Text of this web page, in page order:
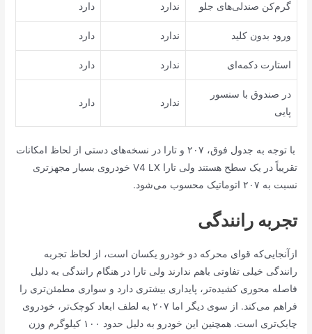
گرم‌کن صندلی‌های جلو ندارد دارد
ورود بدون کلید ندارد دارد
استارت دکمه‌ای ندارد دارد
در صندوق با سنسور
پایی
ندارد دارد
با توجه به جدول فوق، ۲۰۷ و تارا در نسخه‌های دستی از لحاظ امکانات
تقریباً در یک سطح هستند ولی تارا V4 LX خودروی بسیار مجهزتری
نسبت به ۲۰۷ اتوماتیک محسوب می‌شود.
تجربه رانندگی
ازآنجایی‌که قوای محرکه دو خودرو یکسان است، از لحاظ تجربه
رانندگی خیلی تفاوتی باهم ندارند ولی تارا در هنگام رانندگی به دلیل
فاصله محوری کشیده‌تر، پایداری بیشتری دارد و سواری مطمئن‌تری را
فراهم می‌کند. از سوی دیگر اما ۲۰۷ به لطف ابعاد کوچک‌تر، خودروی
چابک‌تری است. همچنین این خودرو به دلیل حدود ۱۰۰ کیلوگرم وزن